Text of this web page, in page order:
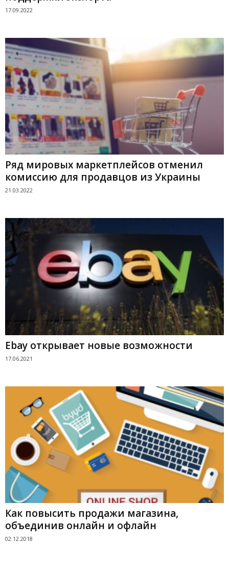
17.09.2022
Ряд мировых маркетплейсов отменил
комиссию для продавцов из Украины
21.03.2022
Ebay открывает новые возможности
17.06.2021
Как повысить продажи магазина,
объединив онлайн и офлайн
02.12.2018